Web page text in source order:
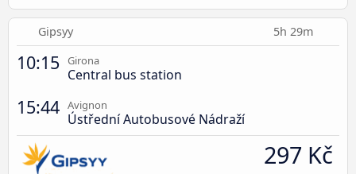
Gipsyy 5h 29m
10:15 Girona
Central bus station
15:44 Avignon
Ústřední Autobusové Nádraží
297 Kč